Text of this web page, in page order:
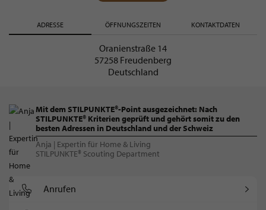
ADRESSE ÖFFNUNGSZEITEN KONTAKTDATEN
Oranienstraße 14
57258 Freudenberg
Deutschland
Mit dem STILPUNKTE®-Point ausgezeichnet: Nach
STILPUNKTE® Kriterien geprüft und gehört somit zu den
besten Adressen in Deutschland und der Schweiz
Anja | Expertin für Home & Living
STILPUNKTE® Scouting Department
Anrufen